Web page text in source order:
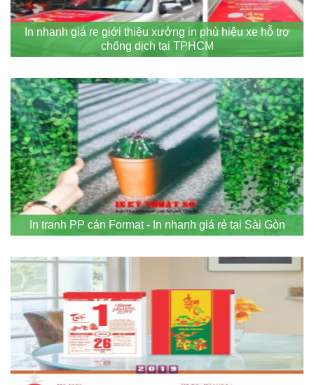
In nhanh giá re giới thiệu xưởng in phù hiệu xe hỗ trợ
chống dịch tại TPHCM
In tranh PP cán Format - In nhanh giá rẻ tại Sài Gòn